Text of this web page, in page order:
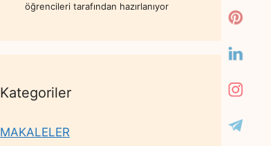
öğrencileri tarafından hazırlanıyor
Kategoriler
MAKALELER